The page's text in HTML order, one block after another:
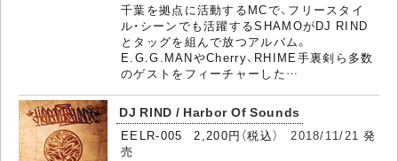
千葉を拠点に活動するMCで、フリースタイ
ル・シーンでも活躍するSHAMOがDJ RIND
とタッグを組んで放つアルバム。
E.G.G.MANやCherry、RHIME手裏剣ら多数
のゲストをフィーチャーした…
DJ RIND / Harbor Of Sounds
EELR-005 2,200円（税込）2018/11/21 発
売